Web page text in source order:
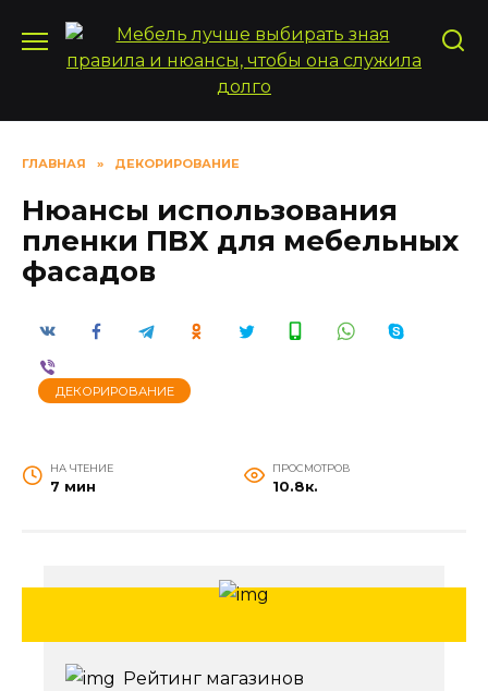
содержанию
ГЛАВНАЯ » ДЕКОРИРОВАНИЕ
Нюансы использования
пленки ПВХ для мебельных
фасадов
ДЕКОРИРОВАНИЕ
НА ЧТЕНИЕ
7 мин
ПРОСМОТРОВ
10.8к.
Рейтинг магазинов